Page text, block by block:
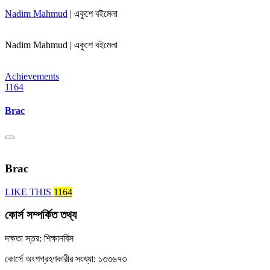
Nadim Mahmud | একুশে বইমেলা
Nadim Mahmud | একুশে বইমেলা
Achievements
1164
Brac
Brac
LIKE THIS 1164
কোর্স সম্পর্কিত তথ্য
দক্ষতা স্তর: শিক্ষানবিস
কোর্সে অংশগ্রহণকারীর সংখ্যা: ১৩৩৬৭৩